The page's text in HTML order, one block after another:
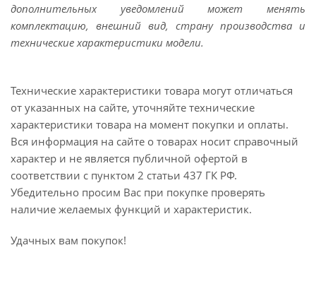
дополнительных уведомлений может менять
комплектацию, внешний вид, страну производства и
технические характеристики модели.
Технические характеристики товара могут отличаться
от указанных на сайте, уточняйте технические
характеристики товара на момент покупки и оплаты.
Вся информация на сайте о товарах носит справочный
характер и не является публичной офертой в
соответствии с пунктом 2 статьи 437 ГК РФ.
Убедительно просим Вас при покупке проверять
наличие желаемых функций и характеристик.
Удачных вам покупок!